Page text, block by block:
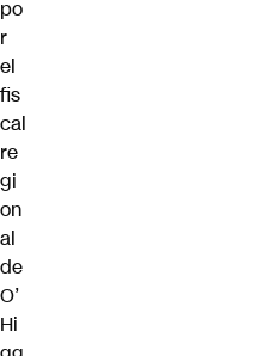
po
r
el
fis
cal
re
gi
on
al
de
O’
Hi